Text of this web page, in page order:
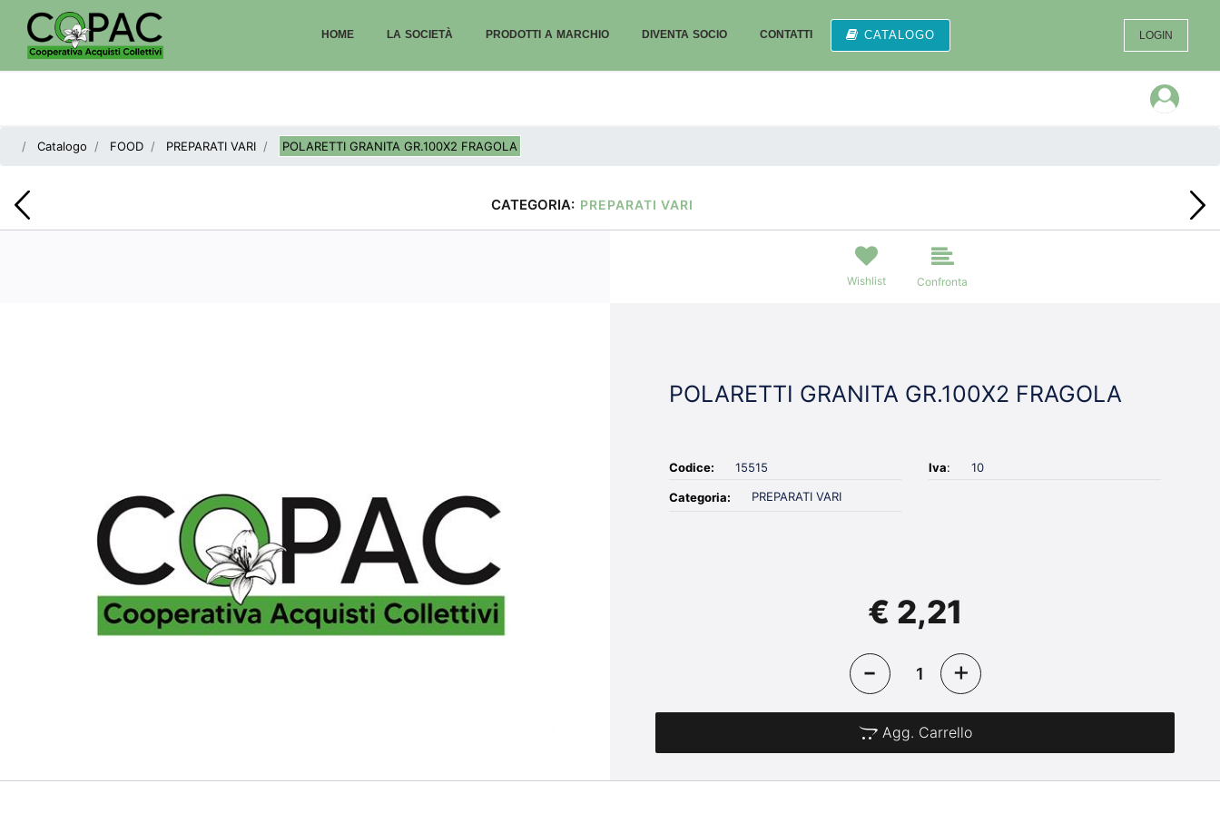
HOME LA SOCIETÀ PRODOTTI A MARCHIO DIVENTA SOCIO CONTATTI CATALOGO LOGIN
Open
Catalogo FOOD PREPARATI VARI POLARETTI GRANITA GR.100X2 FRAGOLA
CATEGORIA: PREPARATI VARI
Wishlist Confronta
POLARETTI GRANITA GR.100X2 FRAGOLA
Codice: 15515
Categoria: PREPARATI VARI
Iva: 10
€ 2,21
Agg. Carrello